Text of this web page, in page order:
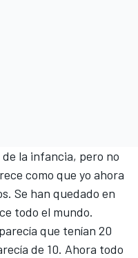
de la infancia, pero no
como que yo ahora
Se han quedado en
todo el mundo.
que tenían 20
de 10. Ahora todo